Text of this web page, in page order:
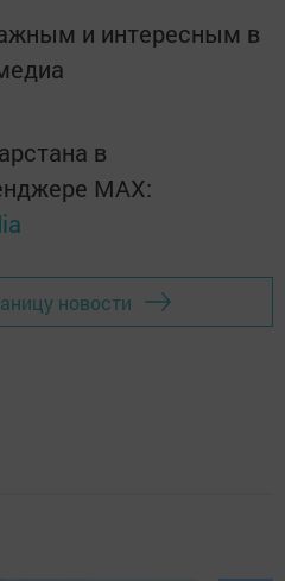
и интересным в
в
MАХ:
новости